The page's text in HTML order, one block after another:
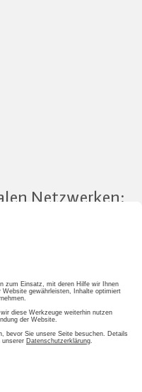
Netzwerken: